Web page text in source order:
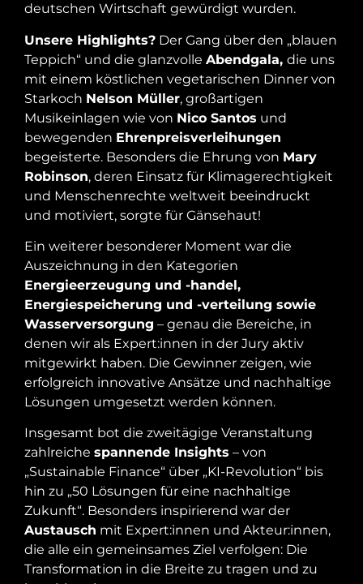
deutschen Wirtschaft gewürdigt wurden.
Unsere Highlights? Der Gang über den „blauen
Teppich“ und die glanzvolle Abendgala, die uns
mit einem köstlichen vegetarischen Dinner von
Starkoch Nelson Müller, großartigen
Musikeinlagen wie von Nico Santos und
bewegenden Ehrenpreisverleihungen
begeisterte. Besonders die Ehrung von Mary
Robinson, deren Einsatz für Klimagerechtigkeit
und Menschenrechte weltweit beeindruckt
und motiviert, sorgte für Gänsehaut!
Ein weiterer besonderer Moment war die
Auszeichnung in den Kategorien
Energieerzeugung und -handel,
Energiespeicherung und -verteilung sowie
Wasserversorgung – genau die Bereiche, in
denen wir als Expert:innen in der Jury aktiv
mitgewirkt haben. Die Gewinner zeigen, wie
erfolgreich innovative Ansätze und nachhaltige
Lösungen umgesetzt werden können.
Insgesamt bot die zweitägige Veranstaltung
zahlreiche spannende Insights – von
„Sustainable Finance“ über „KI-Revolution“ bis
hin zu „50 Lösungen für eine nachhaltige
Zukunft“. Besonders inspirierend war der
Austausch mit Expert:innen und Akteur:innen,
die alle ein gemeinsames Ziel verfolgen: Die
Transformation in die Breite zu tragen und zu